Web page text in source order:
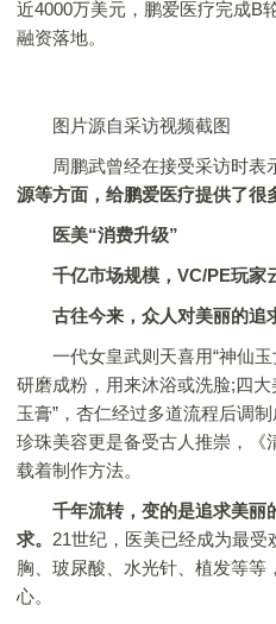
近4000万美元，鹏爱医疗完成B
融资落地。
图片源自采访视频截图
周鹏武曾经在接受采访时表
源等方面，给鹏爱医疗提供了很
医美“消费升级”
千亿市场规模，VC/PE玩家
古往今来，众人对美丽的追
一代女皇武则天喜用“神仙玉
研磨成粉，用来沐浴或洗脸;四
玉膏”，杏仁经过多道流程后调
珍珠美容更是备受古人推崇，《
载着制作方法。
千年流转，变的是追求美丽
求。 21世纪，医美已经成为最
胸、玻尿酸、水光针、植发等等
心。